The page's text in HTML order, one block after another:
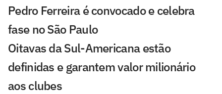
Pedro Ferreira é convocado e celebra
fase no São Paulo
Oitavas da Sul-Americana estão
definidas e garantem valor milionário
aos clubes